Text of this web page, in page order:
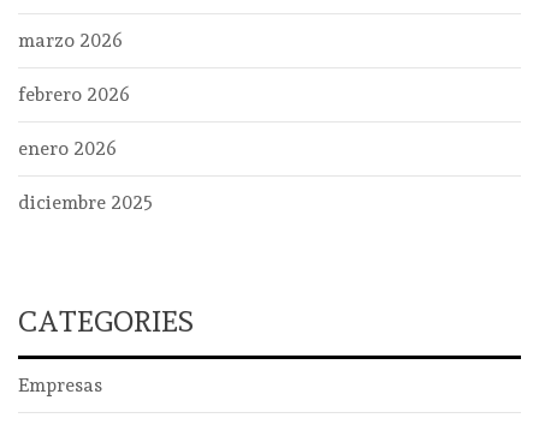
marzo 2026
febrero 2026
enero 2026
diciembre 2025
CATEGORIES
Empresas